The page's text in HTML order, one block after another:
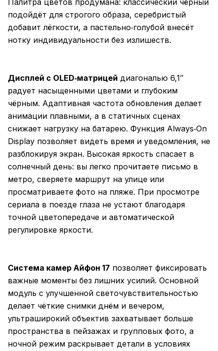
Палитра цветов продумана: классический чёрный
подойдёт для строгого образа, серебристый
добавит лёгкости, а пастельно‑голубой внесёт
нотку индивидуальности без излишеств.
Дисплей с OLED‑матрицей диагональю 6,1″
радует насыщенными цветами и глубоким
чёрным. Адаптивная частота обновления делает
анимации плавными, а в статичных сценах
снижает нагрузку на батарею. Функция Always‑On
Display позволяет видеть время и уведомления, не
разблокируя экран. Высокая яркость спасает в
солнечный день: вы легко прочитаете письмо в
метро, сверяете маршрут на улице или
просматриваете фото на пляже. При просмотре
сериала в поезде глаза не устают благодаря
точной цветопередаче и автоматической
регулировке яркости.
Система камер Айфон 17 позволяет фиксировать
важные моменты без лишних усилий. Основной
модуль с улучшенной светочувствительностью
делает чёткие снимки днём и вечером,
ультраширокий объектив захватывает больше
пространства в пейзажах и групповых фото, а
ночной режим раскрывает детали в условиях